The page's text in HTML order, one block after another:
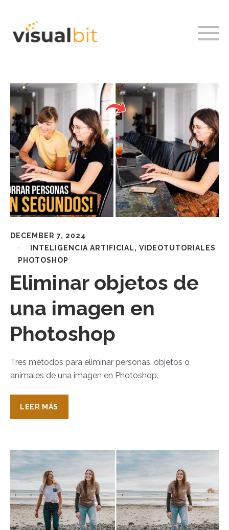
DECEMBER 7, 2024
INTELIGENCIA ARTIFICIAL, VIDEOTUTORIALES
PHOTOSHOP
Eliminar objetos de
una imagen en
Photoshop
Tres métodos para eliminar personas, objetos o
animales de una imagen en Photoshop.
LEER MÁS